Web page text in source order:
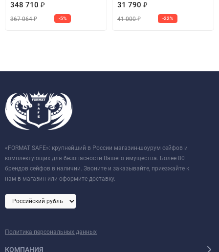
348 710 ₽
367 064₽ -5%
31 790 ₽
41 000₽ -22%
«FORMAT SAFE»: крупнейший в России магазин-шоурум сейфов и
комплектующих для безопасности Вашего имущества. Более 80
брендов сейфов в наличии. Звоните и заказывайте, приезжайте к
нам в магазин или оформите доставку.
Политика персональных данных
КОМПАНИЯ